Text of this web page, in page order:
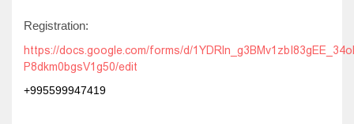
Registration:
https://docs.google.com/forms/d/
P8dkm0bgsV1g50/edit
+995599947419